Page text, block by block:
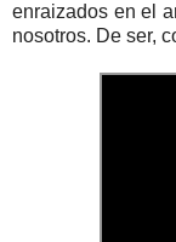
enraizados en el
nosotros. De ser,